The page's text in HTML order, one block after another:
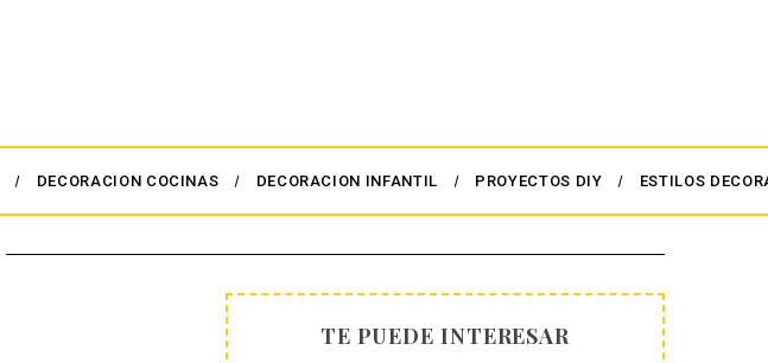
DECORACION COCINAS DECORACION INFANTIL PROYECTOS DIY ESTILOS
TE PUEDE INTERESAR